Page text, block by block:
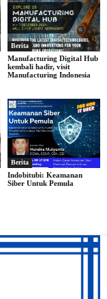
Berita
Manufacturing Digital Hub
kembali hadir, visit
Manufacturing Indonesia
Berita
Indobitubi: Keamanan
Siber Untuk Pemula